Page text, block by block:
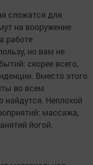
сложатся для
на вооружение
работе
но вам не
скорее всего,
Вместо этого
во всем
найдутся. Неплохой
массажа,
йогой.